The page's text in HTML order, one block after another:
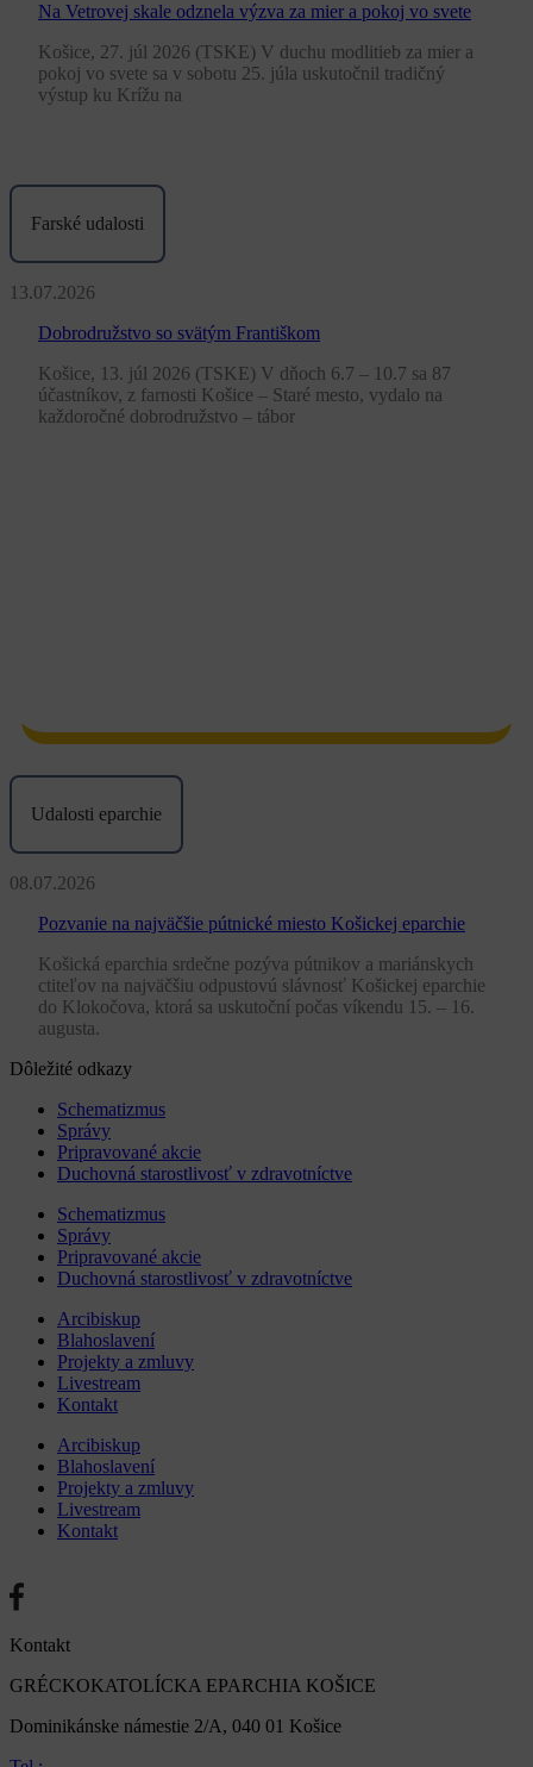
Na Vetrovej skale odznela výzva za mier a pokoj vo svete
Košice, 27. júl 2026 (TSKE) V duchu modlitieb za mier a
pokoj vo svete sa v sobotu 25. júla uskutočnil tradičný
výstup ku Krížu na
Farské udalosti
13.07.2026
Dobrodružstvo so svätým Františkom
Košice, 13. júl 2026 (TSKE) V dňoch 6.7 – 10.7 sa 87
účastníkov, z farnosti Košice – Staré mesto, vydalo na
každoročné dobrodružstvo – tábor
Udalosti eparchie
08.07.2026
Pozvanie na najväčšie pútnické miesto Košickej eparchie
Košická eparchia srdečne pozýva pútnikov a mariánskych
ctiteľov na najväčšiu odpustovú slávnosť Košickej eparchie
do Klokočova, ktorá sa uskutoční počas víkendu 15. – 16.
augusta.
Dôležité odkazy
Schematizmus
Správy
Pripravované akcie
Duchovná starostlivosť v zdravotníctve
Schematizmus
Správy
Pripravované akcie
Duchovná starostlivosť v zdravotníctve
Arcibiskup
Blahoslavení
Projekty a zmluvy
Livestream
Kontakt
Arcibiskup
Blahoslavení
Projekty a zmluvy
Livestream
Kontakt
Kontakt
GRÉCKOKATOLÍCKA EPARCHIA KOŠICE
Dominikánske námestie 2/A, 040 01 Košice